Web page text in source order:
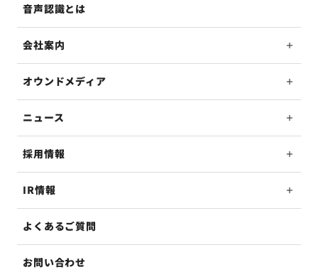
音声認識とは
会社案内
オウンドメディア
ニュース
採用情報
IR情報
よくあるご質問
お問い合わせ